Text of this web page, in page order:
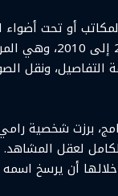
أو تحت
في” خلال
التفاصيل، ونقل
برزت شخصية
لعقل
أن يرسخ